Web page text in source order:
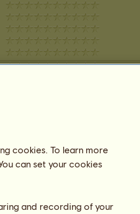
cookies. To learn more
can set your cookies
and recording of your